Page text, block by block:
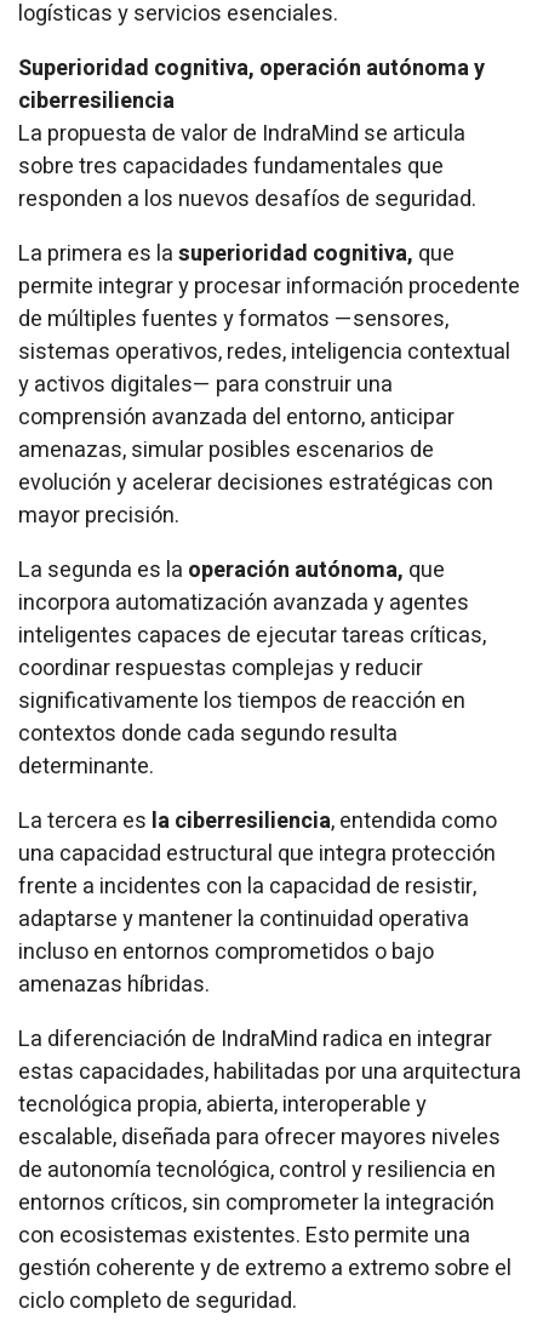
logísticas y servicios esenciales.
Superioridad cognitiva, operación autónoma y
ciberresiliencia
La propuesta de valor de IndraMind se articula
sobre tres capacidades fundamentales que
responden a los nuevos desafíos de seguridad.
La primera es lasuperioridad cognitiva, que
permite integrar y procesar información procedente
de múltiples fuentes y formatos —sensores,
sistemas operativos, redes, inteligencia contextual
y activos digitales— para construir una
comprensión avanzada del entorno, anticipar
amenazas, simular posibles escenarios de
evolución y acelerar decisiones estratégicas con
mayor precisión.
La segunda es la operación autónoma, que
incorpora automatización avanzada y agentes
inteligentes capaces de ejecutar tareas críticas,
coordinar respuestas complejas y reducir
significativamente los tiempos de reacción en
contextos donde cada segundo resulta
determinante.
La tercera es la ciberresiliencia, entendida como
una capacidad estructural que integra protección
frente a incidentes con la capacidad de resistir,
adaptarse y mantener la continuidad operativa
incluso en entornos comprometidos o bajo
amenazas híbridas.
La diferenciación de IndraMind radica en integrar
estas capacidades, habilitadas por una arquitectura
tecnológica propia, abierta, interoperable y
escalable, diseñada para ofrecer mayores niveles
de autonomía tecnológica, control y resiliencia en
entornos críticos, sin comprometer la integración
con ecosistemas existentes. Esto permite una
gestión coherente y de extremo a extremo sobre el
ciclo completo de seguridad.